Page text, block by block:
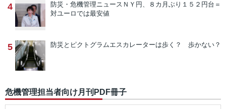
4 防災・危機管理ニュース ＮＹ円、８カ月ぶり１５２円台＝
対ユーロでは最安値
5 防災とピクトグラムエスカレーターは歩く？ 歩かない？
危機管理担当者向け月刊PDF冊子